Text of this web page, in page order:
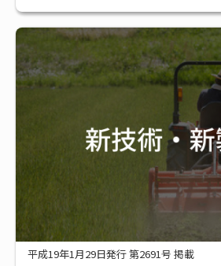
平成19年1月29日発行 第2691号 掲載